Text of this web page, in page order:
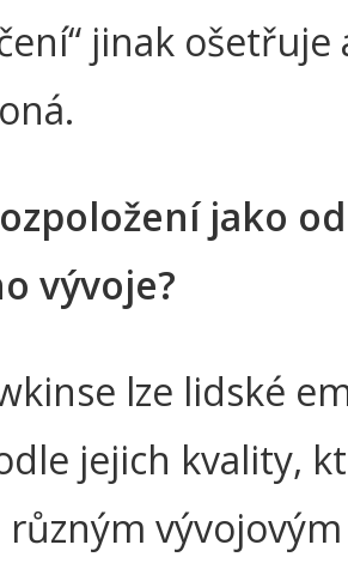
jinak ošetřuje
jako
vývoje?
lze lidské
jejich kvality,
různým